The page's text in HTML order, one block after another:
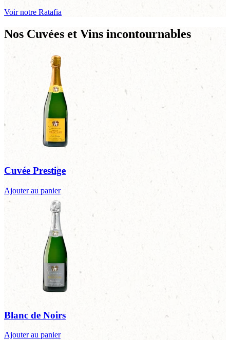
Voir notre Ratafia
Nos Cuvées et Vins incontournables
Cuvée Prestige
Ajouter au panier
Blanc de Noirs
Ajouter au panier